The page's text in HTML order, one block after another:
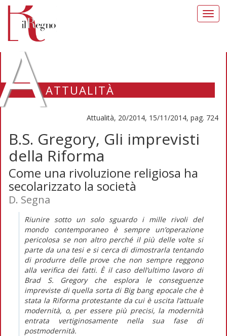
ATTUALITÀ
Attualità, 20/2014, 15/11/2014, pag. 724
B.S. Gregory, Gli imprevisti
della Riforma
Come una rivoluzione religiosa ha
secolarizzato la società
D. Segna
Riunire sotto un solo sguardo i mille rivoli del
mondo contemporaneo è sempre un’operazione
pericolosa se non altro perché il più delle volte si
parte da una tesi e si cerca di dimostrarla tentando
di produrre delle prove che non sempre reggono
alla verifica dei fatti. È il caso dell’ultimo lavoro di
Brad S. Gregory che esplora le conseguenze
impreviste di quella sorta di Big bang epocale che è
stata la Riforma protestante da cui è uscita l’attuale
modernità, o, per essere più precisi, la modernità
entrata vertiginosamente nella sua fase di
postmodernità.